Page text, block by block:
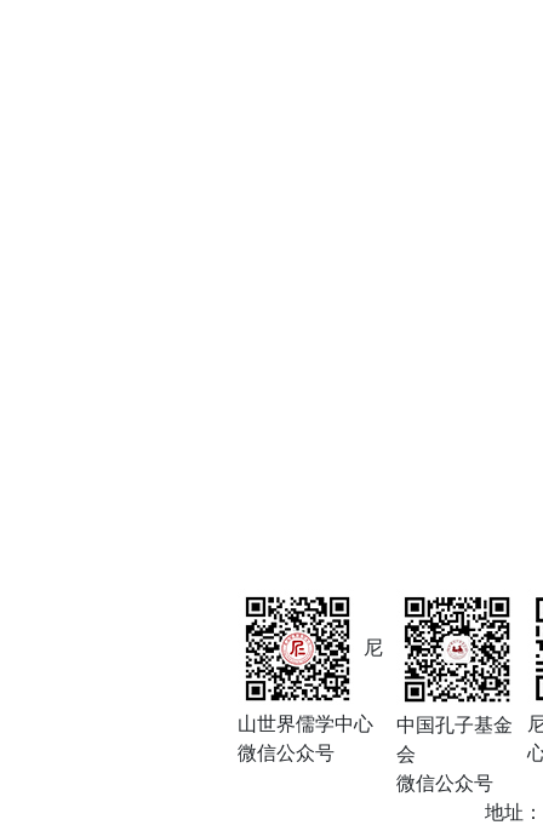
尼
山世界儒学中心
微信公众号
中国孔子基金
会
微信公众号
地址